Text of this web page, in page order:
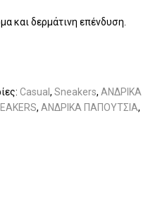
και δερμάτινη επένδυση.
Casual , Sneakers, ΑΝΔΡΙΚΑ
, ΑΝΔΡΙΚΑ ΠΑΠΟΥΤΣΙΑ,